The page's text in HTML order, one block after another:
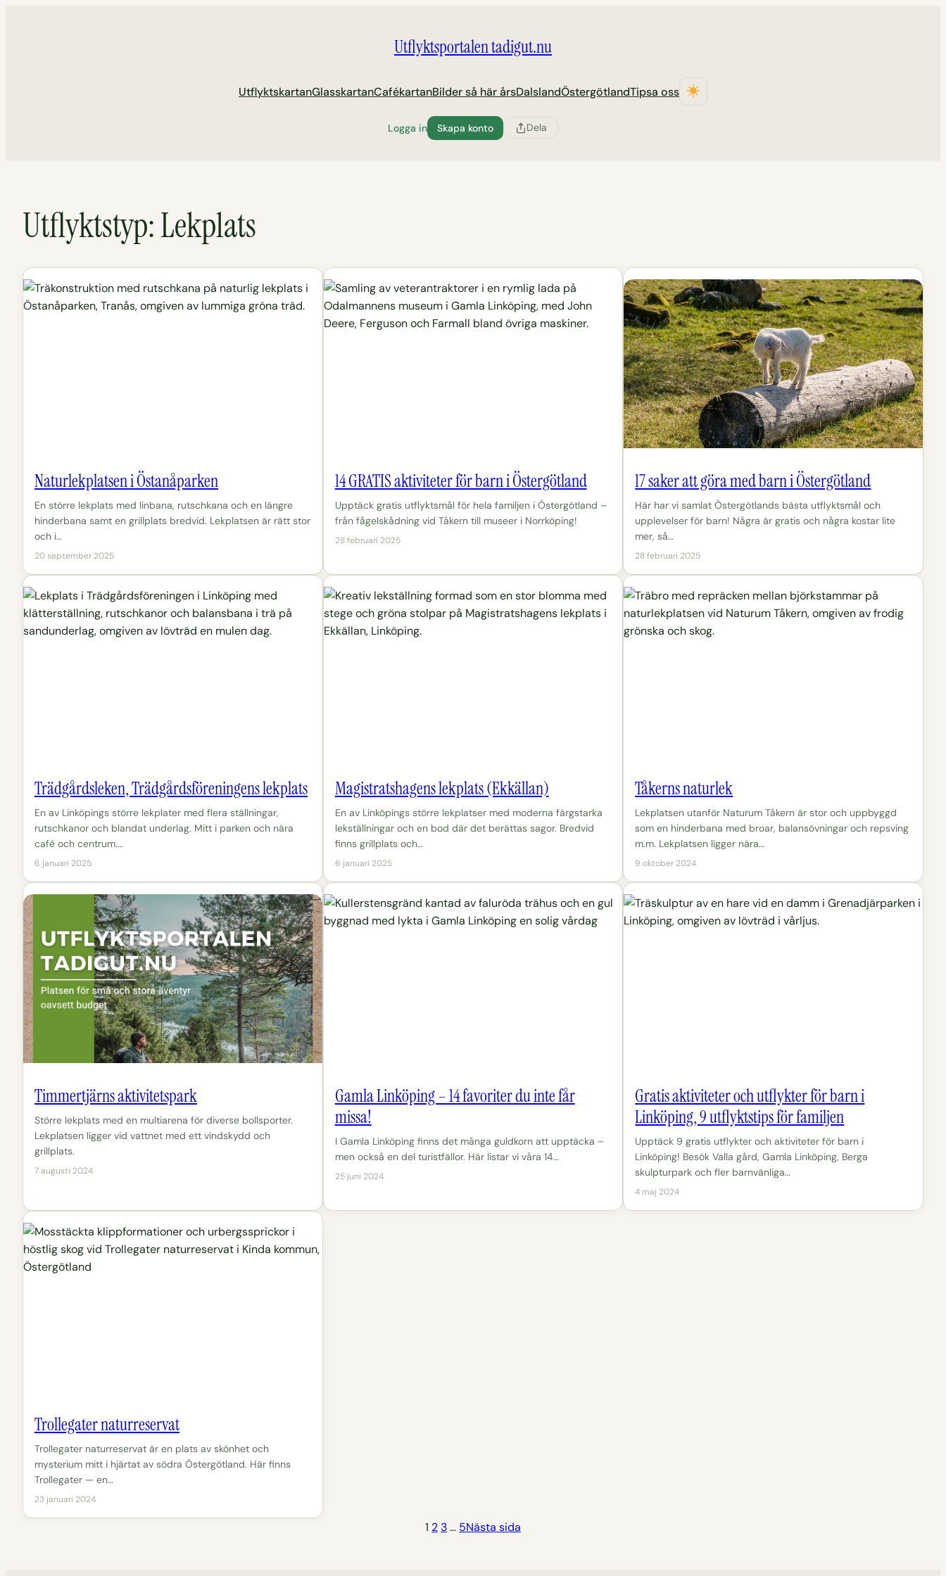
Utflyktsportalen tadigut.nu
UtflyktskartanGlasskartanCafékartanBilder så här årsDalslandÖstergötlandTipsa oss
Logga in Skapa konto Dela
Utflyktstyp:Lekplats
Naturlekplatsen i Östanåparken
En större lekplats med linbana, rutschkana och en längre
hinderbana samt en grillplats bredvid. Lekplatsen är rätt stor
och i…
20 september 2025
14 GRATIS aktiviteter för barn i Östergötland
Upptäck gratis utflyktsmål för hela familjen i Östergötland –
från fågelskådning vid Tåkern till museer i Norrköping!
28 februari 2025
17 saker att göra med barn i Östergötland
Här har vi samlat Östergötlands bästa utflyktsmål och
upplevelser för barn! Några är gratis och några kostar lite
mer, så…
28 februari 2025
Trädgårdsleken, Trädgårdsföreningens lekplats
En av Linköpings större lekplater med flera ställningar,
rutschkanor och blandat underlag. Mitt i parken och nära
café och centrum.…
6 januari 2025
Magistratshagens lekplats (Ekkällan)
En av Linköpings större lekplatser med moderna färgstarka
lekställningar och en bod där det berättas sagor. Bredvid
finns grillplats och…
6 januari 2025
Tåkerns naturlek
Lekplatsen utanför Naturum Tåkern är stor och uppbyggd
som en hinderbana med broar, balansövningar och repsving
m.m. Lekplatsen ligger nära…
9 oktober 2024
Timmertjärns aktivitetspark
Större lekplats med en multiarena för diverse bollsporter.
Lekplatsen ligger vid vattnet med ett vindskydd och
grillplats.
7 augusti 2024
Gamla Linköping – 14 favoriter du inte får
missa!
I Gamla Linköping finns det många guldkorn att upptäcka –
men också en del turistfällor. Här listar vi våra 14…
25 juni 2024
Gratis aktiviteter och utflykter för barn i
Linköping, 9 utflyktstips för familjen
Upptäck 9 gratis utflykter och aktiviteter för barn i
Linköping! Besök Valla gård, Gamla Linköping, Berga
skulpturpark och fler barnvänliga…
4 maj 2024
Trollegater naturreservat
Trollegater naturreservat är en plats av skönhet och
mysterium mitt i hjärtat av södra Östergötland. Här finns
Trollegater — en…
23 januari 2024
1 2 3… 5Nästa sida